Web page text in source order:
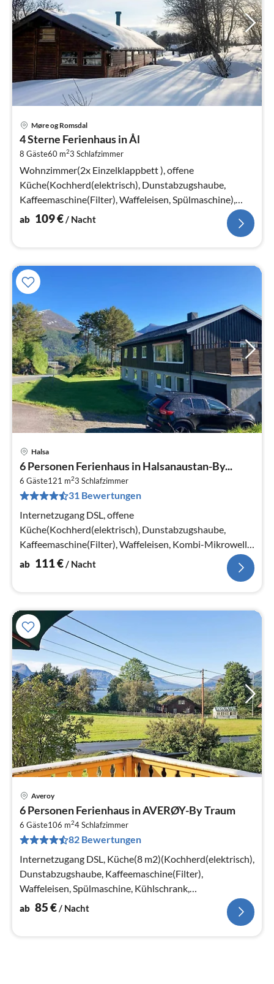
Møre og Romsdal
4 Sterne Ferienhaus in Ål
8 Gäste60 m23 Schlafzimmer
Wohnzimmer(2x Einzelklappbett ), offene
Küche(Kochherd(elektrisch), Dunstabzugshaube,
Kaffeemaschine(Filter), Waffeleisen, Spülmaschine),
Wohn-/Schlafzimmer(30 m2)(Herd(Holz)
ab 109€/ Nacht
Halsa
6 Personen Ferienhaus in Halsanaustan-By...
6 Gäste121 m23 Schlafzimmer
31 Bewertungen
Internetzugang DSL, offene
Küche(Kochherd(elektrisch), Dunstabzugshaube,
Kaffeemaschine(Filter), Waffeleisen, Kombi-Mikrowelle,
Spülmaschine, Tiefkühlschrank(> 250L)
ab 111€ / Nacht
Averoy
6 Personen Ferienhaus in AVERØY-By Traum
6 Gäste106 m24Schlafzimmer
82 Bewertungen
Internetzugang DSL, Küche(8 m2)(Kochherd(elektrisch),
Dunstabzugshaube, Kaffeemaschine(Filter),
Waffeleisen, Spülmaschine, Kühlschrank,
Tiefkühlschrank(> 250L)
ab 85€/ Nacht